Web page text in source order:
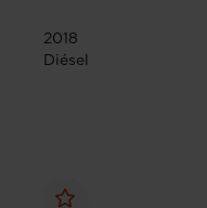
2018
Diésel